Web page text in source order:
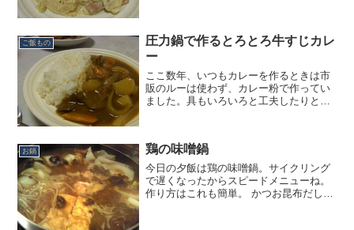
さ、半分に切っちゃうと切...
ご飯もの
圧力鍋で作るとろとろ牛すじカレ
ー
ここ数年、いつもカレーを作るときは市
販のルーは使わず、カレー粉で作ってい
ました。具もいろいろと工夫したりと、
牛すじのカレーが食べた...
お鍋 鶏の味噌鍋
今日の夕飯は鶏の味噌鍋。サイクリング
で遅くなったからスピードメニューね。
作り方はこれも簡単。 かつお昆布だしを